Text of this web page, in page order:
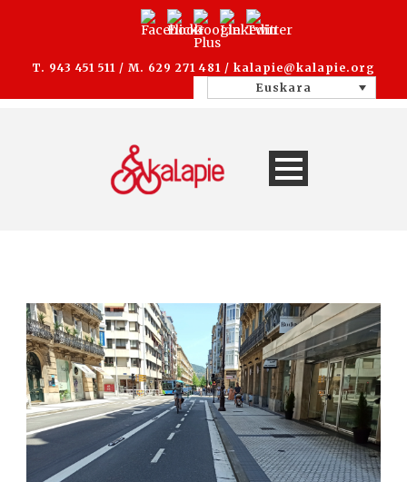
T. 943 451 511 / M. 629 271 481 / kalapie@kalapie.org
Euskara